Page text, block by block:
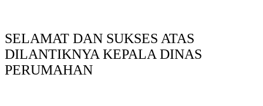
SELAMAT DAN SUKSES ATAS
DILANTIKNYA KEPALA DINAS
PERUMAHAN